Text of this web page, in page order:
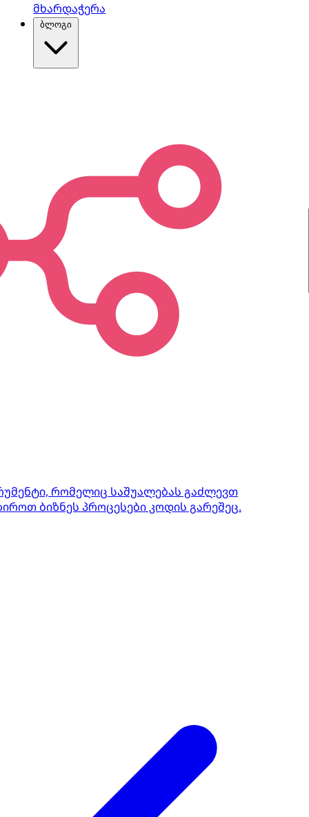
მხარდაჭერა
რომელიც საშუალებას გაძლევთ
ბიზნეს პროცესები კოდის გარეშეც.